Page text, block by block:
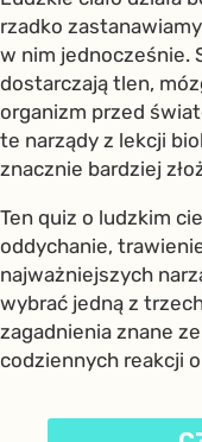
rzadko
w nim jednocześnie.
dostarczają tlen,
organizm przed
te narządy z lekcji
znacznie bardziej
Ten quiz o ludzkim
oddychanie,
najważniejszych
wybrać jedną z
zagadnienia znane
codziennych reakcji